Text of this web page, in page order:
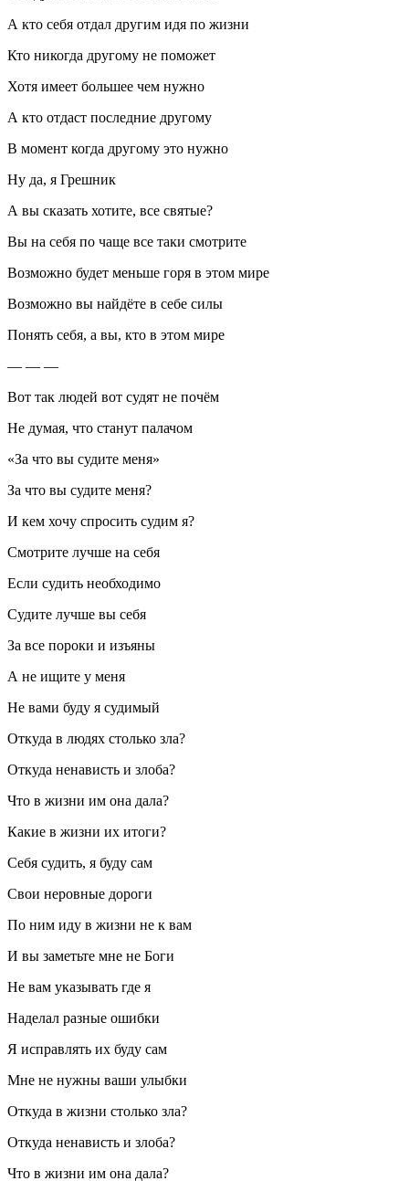
А кто себя отдал другим идя по жизни
Кто никогда другому не поможет
Хотя имеет большее чем нужно
А кто отдаст последние другому
В момент когда другому это нужно
Ну да, я Грешник
А вы сказать хотите, все святые?
Вы на себя по чаще все таки смотрите
Возможно будет меньше горя в этом мире
Возможно вы найдёте в себе силы
Понять себя, а вы, кто в этом мире
— — —
Вот так людей вот судят не почём
Не думая, что станут палачом
«За что вы судите меня»
За что вы судите меня?
И кем хочу спросить судим я?
Смотрите лучше на себя
Если судить необходимо
Судите лучше вы себя
За все пороки и изъяны
А не ищите у меня
Не вами буду я судимый
Откуда в людях столько зла?
Откуда ненависть и злоба?
Что в жизни им она дала?
Какие в жизни их итоги?
Себя судить, я буду сам
Свои неровные дороги
По ним иду в жизни не к вам
И вы заметьте мне не Боги
Не вам указывать где я
Наделал разные ошибки
Я исправлять их буду сам
Мне не нужны ваши улыбки
Откуда в жизни столько зла?
Откуда ненависть и злоба?
Что в жизни им она дала?